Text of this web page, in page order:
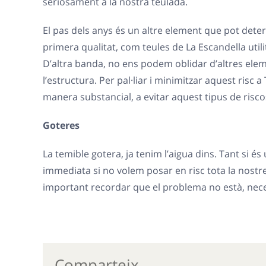
El pas dels anys és un altre element que pot
primera qualitat, com teules de La Escandella
D’altra banda, no ens podem oblidar d’altres
l’estructura. Per pal·liar i minimitzar aquest risc
manera substancial, a evitar aquest tipus de
Goteres
La temible gotera, ja tenim l’aigua dins. Tant si
immediata si no volem posar en risc tota la
important recordar que el problema no està,